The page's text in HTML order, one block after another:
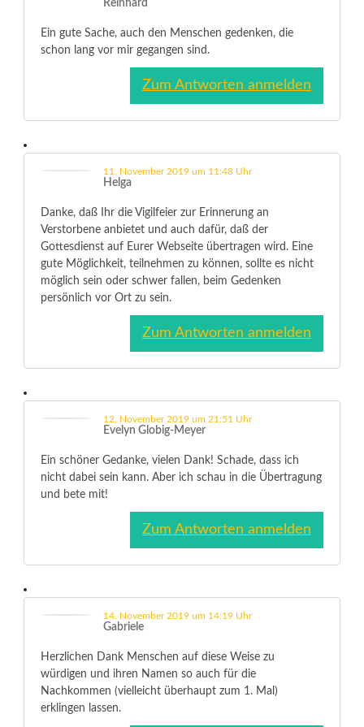
Reinhard
Ein gute Sache, auch den Menschen gedenken, die
schon lang vor mir gegangen sind.
Zum Antworten anmelden
Helga
11. November 2019 um 11:48 Uhr
Danke, daß Ihr die Vigilfeier zur Erinnerung an
Verstorbene anbietet und auch dafür, daß der
Gottesdienst auf Eurer Webseite übertragen wird. Eine
gute Möglichkeit, teilnehmen zu können, sollte es nicht
möglich sein oder schwer fallen, beim Gedenken
persönlich vor Ort zu sein.
Zum Antworten anmelden
Evelyn Globig-Meyer
12. November 2019 um 21:51 Uhr
Ein schöner Gedanke, vielen Dank! Schade, dass ich
nicht dabei sein kann. Aber ich schau in die Übertragung
und bete mit!
Zum Antworten anmelden
Gabriele
14. November 2019 um 14:19 Uhr
Herzlichen Dank Menschen auf diese Weise zu
würdigen und ihren Namen so auch für die
Nachkommen (vielleicht überhaupt zum 1. Mal)
erklingen lassen.